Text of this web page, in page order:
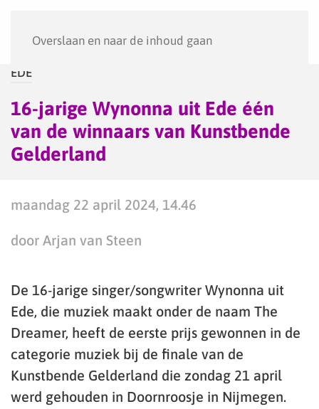
Overslaan en naar de inhoud gaan
EDE
16-jarige Wynonna uit Ede één
van de winnaars van Kunstbende
Gelderland
maandag 22 april 2024, 14.46
door Arjan van Steen
De 16-jarige singer/songwriter Wynonna uit
Ede, die muziek maakt onder de naam The
Dreamer, heeft de eerste prijs gewonnen in de
categorie muziek bij de finale van de
Kunstbende Gelderland die zondag 21 april
werd gehouden in Doornroosje in Nijmegen.